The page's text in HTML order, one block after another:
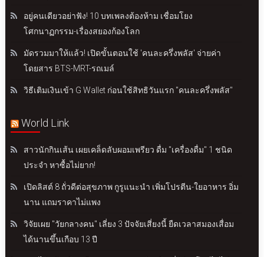
อยู่คนเดียวอย่าฟัง! 10 บทเพลงต้องห้าม เชื่อมโยง
โศกนาฏกรรม-เรื่องสยองก้องโลก
มัดรวมมาให้แล้ว! เปิดขั้นตอนใช้ 'คนละครึ่งพลัส' จ่ายค่า
โดยสาร BTS-MRT-รถเมล์
วิธีเติมเงินเข้า G Wallet ก่อนใช้สิทธิวันแรก "คนละครึ่งพลัส"
World Link
สาวนักกินเส้น เผยเคล็ดลับผอมเพรียว ดื่ม "เครื่องดื่ม" 1 ชนิด
ประจำ หาซื้อไม่ยาก!
เปิดลิสต์ 8 ถั่วดีต่อสุขภาพ กูรูแนะนำ เพิ่มโปรตีน-ใยอาหาร อิ่ม
นาน แถมราคาไม่แพง
วิจัยเผย "วัยกลางคน" เลี่ยง 3 ปัจจัยเสี่ยงนี้ ยืดเวลาสมองเสื่อม
ได้นานขึ้นเกือบ 13 ปี